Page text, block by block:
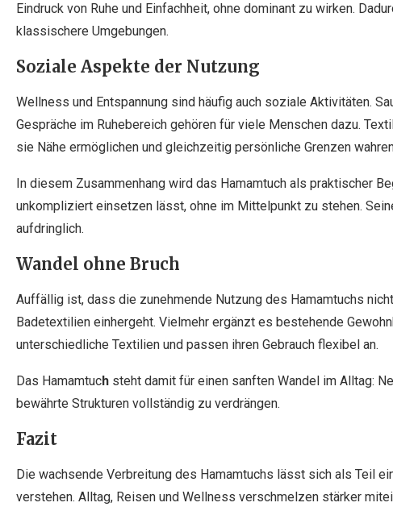
Eindruck von Ruhe und Einfachheit, ohne dominant zu wirken.
klassischere Umgebungen.
Soziale Aspekte der Nutzung
Wellness und Entspannung sind häufig auch soziale Aktivitäten.
Gespräche im Ruhebereich gehören für viele Menschen dazu.
sie Nähe ermöglichen und gleichzeitig persönliche Grenzen
In diesem Zusammenhang wird das Hamamtuch als praktischer
unkompliziert einsetzen lässt, ohne im Mittelpunkt zu stehen.
aufdringlich.
Wandel ohne Bruch
Auffällig ist, dass die zunehmende Nutzung des Hamamtuchs
Badetextilien einhergeht. Vielmehr ergänzt es bestehende
unterschiedliche Textilien und passen ihren Gebrauch flexibel an.
Das Hamamtuch steht damit für einen sanften Wandel im Alltag:
bewährte Strukturen vollständig zu verdrängen.
Fazit
Die wachsende Verbreitung des Hamamtuchs lässt sich als Teil
verstehen. Alltag, Reisen und Wellness verschmelzen stärker